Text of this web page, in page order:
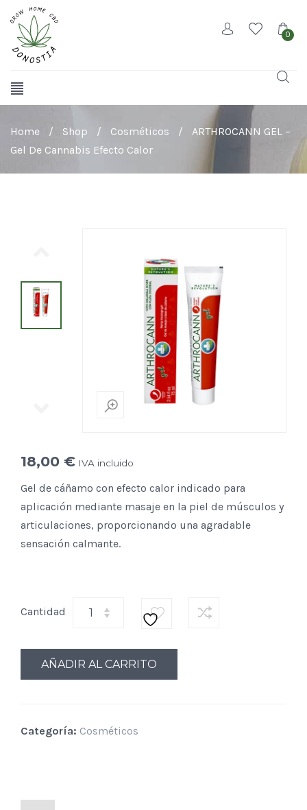
0
Home / Shop / Cosméticos /
ARTHROCANN GEL –
Gel De Cannabis Efecto Calor
18,00 € IVA incluido
Gel de cáñamo con efecto calor indicado para
aplicación mediante masaje en la piel de músculos y
articulaciones, proporcionando una agradable
sensación calmante.
Cantidad
AÑADIR AL CARRITO
Categoría: Cosméticos